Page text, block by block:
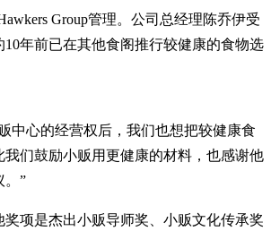
Group管理。公司总经理陈乔伊受
年前已在其他食阁推行较健康的食物选
中心的经营权后，我们也想把较健康食
我们鼓励小贩用更健康的材料，也感谢他
。”
奖项是杰出小贩导师奖、小贩文化传承奖